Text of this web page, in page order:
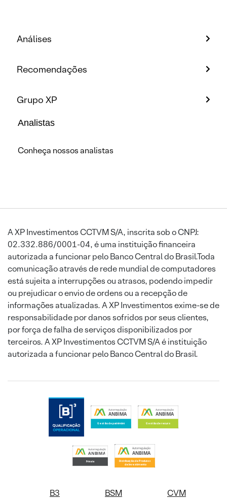
Análises
Recomendações
Grupo XP
Analistas
Conheça nossos analistas
A XP Investimentos CCTVM S/A, inscrita sob o CNPJ:
02.332.886/0001-04, é uma instituição financeira
autorizada a funcionar pelo Banco Central do Brasil.Toda
comunicação através de rede mundial de computadores
está sujeita a interrupções ou atrasos, podendo impedir
ou prejudicar o envio de ordens ou a recepção de
informações atualizadas. A XP Investimentos exime-se de
responsabilidade por danos sofridos por seus clientes,
por força de falha de serviços disponibilizados por
terceiros. A XP Investimentos CCTVM S/A é instituição
autorizada a funcionar pelo Banco Central do Brasil.
B3 BSM CVM